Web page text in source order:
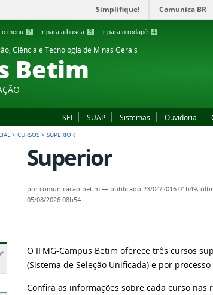
o menu 2 Ir para a busca 3 Ir para o rodapé 4
Simplifique! Comunica BR
Ciência e Tecnologia de Minas Gerais
Betim
SEI SUAP Sistemas Ouvidoria
>CURSOS >SUPERIOR
Superior
porcomunicacao.betim — publicado 23/04/2016 01h49,
05/08/2026 08h54
O IFMG-Campus Betim oferece três cursos
(Sistema de Seleção Unificada) e por
Confira as informações sobre cada curso nas